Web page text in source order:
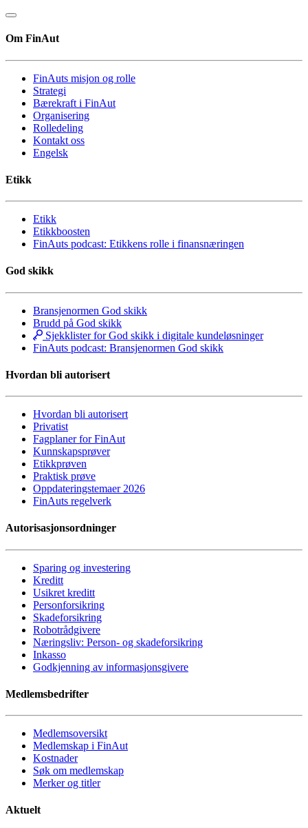
Om FinAut
FinAuts misjon og rolle
Strategi
Bærekraft i FinAut
Organisering
Rolledeling
Kontakt oss
Engelsk
Etikk
Etikk
Etikkboosten
FinAuts podcast: Etikkens rolle i finansnæringen
God skikk
Bransjenormen God skikk
Brudd på God skikk
Sjekklister for God skikk i digitale kundeløsninger
FinAuts podcast: Bransjenormen God skikk
Hvordan bli autorisert
Hvordan bli autorisert
Privatist
Fagplaner for FinAut
Kunnskapsprøver
Etikkprøven
Praktisk prøve
Oppdateringstemaer 2026
FinAuts regelverk
Autorisasjonsordninger
Sparing og investering
Kreditt
Usikret kreditt
Personforsikring
Skadeforsikring
Robotrådgivere
Næringsliv: Person- og skadeforsikring
Inkasso
Godkjenning av informasjonsgivere
Medlemsbedrifter
Medlemsoversikt
Medlemskap i FinAut
Kostnader
Søk om medlemskap
Merker og titler
Aktuelt